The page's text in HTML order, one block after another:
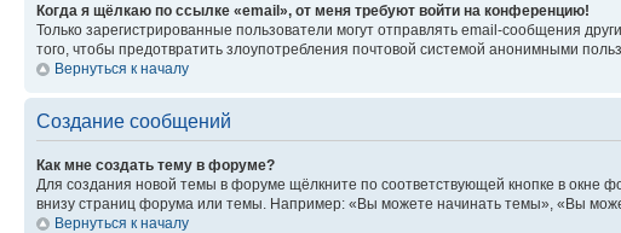
Когда я щёлкаю по ссылке «email», от меня требуют войти на конференцию!
Только зарегистрированные пользователи могут отправлять email-сообщения
того, чтобы предотвратить злоупотребления почтовой системой анонимными
Вернуться к началу
Создание сообщений
Как мне создать тему в форуме?
Для создания новой темы в форуме щёлкните по соответствующей кнопке в окне
внизу страниц форума или темы. Например: «Вы можете начинать темы», «Вы
Вернуться к началу